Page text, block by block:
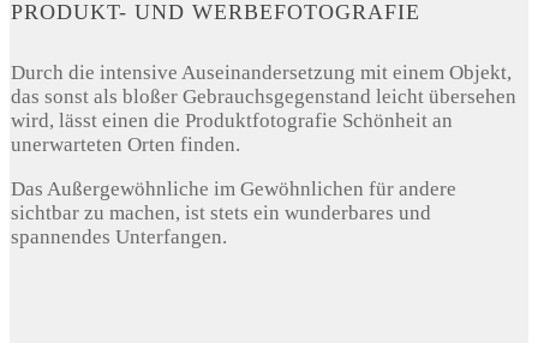
PRODUKT- UND WERBEFOTOGRAFIE
Durch die intensive Auseinandersetzung mit einem Objekt,
das sonst als bloßer Gebrauchsgegenstand leicht übersehen
wird, lässt einen die Produktfotografie Schönheit an
unerwarteten Orten finden.
Das Außergewöhnliche im Gewöhnlichen für andere
sichtbar zu machen, ist stets ein wunderbares und
spannendes Unterfangen.